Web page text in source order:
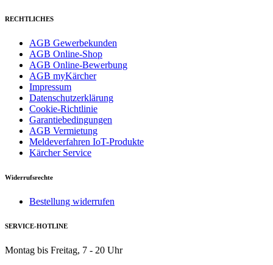
RECHTLICHES
AGB Gewerbekunden
AGB Online-Shop
AGB Online-Bewerbung
AGB myKärcher
Impressum
Datenschutzerklärung
Cookie-Richtlinie
Garantiebedingungen
AGB Vermietung
Meldeverfahren IoT-Produkte
Kärcher Service
Widerrufsrechte
Bestellung widerrufen
SERVICE-HOTLINE
Montag bis Freitag, 7 - 20 Uhr